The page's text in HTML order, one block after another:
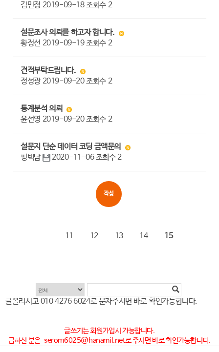
김민정 2019-09-18조회수 2
설문조사 의뢰를 하고자 합니다.
황정선 2019-09-19조회수 2
견적부탁드립니다.
정성광 2019-09-20조회수 2
통계분석 의뢰
윤선영 2019-09-20조회수 2
설문지 단순 데이터 코딩 금액문의
평택남
2020-11-06조회수 2
작성
11 12 13 14 15
글올리시고010 4276 6024로 문자주시면 바로 확인가능합니다.
글쓰기는 회원가입시 가능합니다.
급하신 분은 serom6025@hanamil.net로 주시면 바로 확인가능합니다.